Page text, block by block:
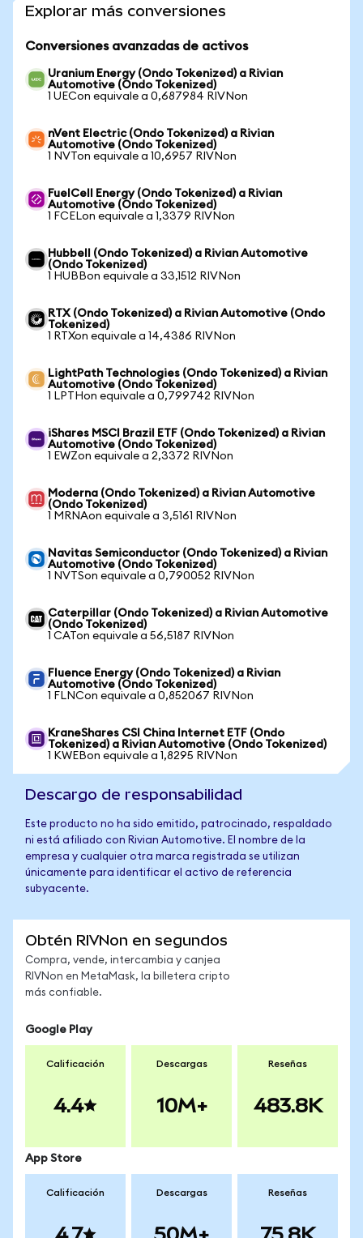
Explorar más conversiones
Conversiones avanzadas de activos
Uranium Energy (Ondo Tokenized) a Rivian
Automotive (Ondo Tokenized)
1 UECon equivale a 0,687984 RIVNon
nVent Electric (Ondo Tokenized) a Rivian
Automotive (Ondo Tokenized)
1 NVTon equivale a 10,6957 RIVNon
FuelCell Energy (Ondo Tokenized) a Rivian
Automotive (Ondo Tokenized)
1 FCELon equivale a 1,3379 RIVNon
Hubbell (Ondo Tokenized) a Rivian Automotive
(Ondo Tokenized)
1 HUBBon equivale a 33,1512 RIVNon
RTX (Ondo Tokenized) a Rivian Automotive (Ondo
Tokenized)
1 RTXon equivale a 14,4386 RIVNon
LightPath Technologies (Ondo Tokenized) a Rivian
Automotive (Ondo Tokenized)
1 LPTHon equivale a 0,799742 RIVNon
iShares MSCI Brazil ETF (Ondo Tokenized) a Rivian
Automotive (Ondo Tokenized)
1 EWZon equivale a 2,3372 RIVNon
Moderna (Ondo Tokenized) a Rivian Automotive
(Ondo Tokenized)
1 MRNAon equivale a 3,5161 RIVNon
Navitas Semiconductor (Ondo Tokenized) a Rivian
Automotive (Ondo Tokenized)
1 NVTSon equivale a 0,790052 RIVNon
Caterpillar (Ondo Tokenized) a Rivian Automotive
(Ondo Tokenized)
1 CATon equivale a 56,5187 RIVNon
Fluence Energy (Ondo Tokenized) a Rivian
Automotive (Ondo Tokenized)
1 FLNCon equivale a 0,852067 RIVNon
KraneShares CSI China Internet ETF (Ondo
Tokenized) a Rivian Automotive (Ondo Tokenized)
1 KWEBon equivale a 1,8295 RIVNon
Descargo de responsabilidad
Este producto no ha sido emitido, patrocinado, respaldado
ni está afiliado con Rivian Automotive. El nombre de la
empresa y cualquier otra marca registrada se utilizan
únicamente para identificar el activo de referencia
subyacente.
Obtén RIVNon en segundos
Compra, vende, intercambia y canjea
RIVNon en MetaMask, la billetera cripto
más confiable.
Google Play
Calificación
4.4
Descargas
10M+
Reseñas
483.8K
App Store
Calificación Descargas Reseñas